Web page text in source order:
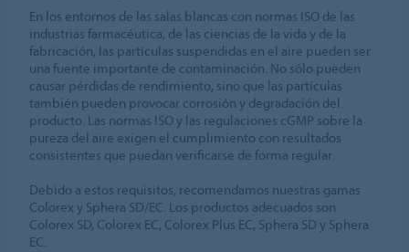
En los entornos de las salas blancas con normas ISO de las
industrias farmacéutica, de las ciencias de la vida y de la
fabricación, las partículas suspendidas en el aire pueden ser
una fuente importante de contaminación. No sólo pueden
causar pérdidas de rendimiento, sino que las partículas
también pueden provocar corrosión y degradación del
producto. Las normas ISO y las regulaciones cGMP sobre la
pureza del aire exigen el cumplimiento con resultados
consistentes que puedan verificarse de forma regular.
Debido a estos requisitos, recomendamos nuestras gamas
Colorex y Sphera SD/EC. Los productos adecuados son
Colorex SD, Colorex EC, Colorex Plus EC, Sphera SD y Sphera
EC.